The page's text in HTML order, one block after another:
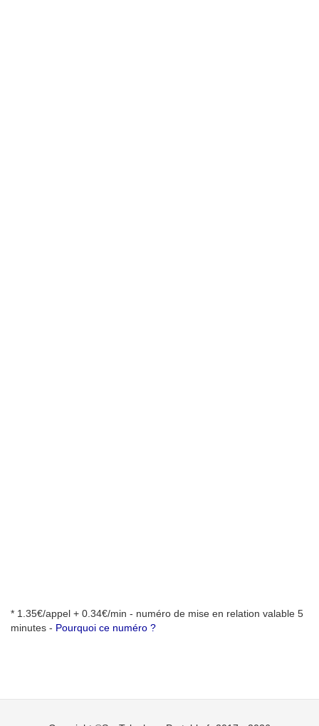
* 1.35€/appel + 0.34€/min - numéro de mise en relation valable 5
minutes - Pourquoi ce numéro ?